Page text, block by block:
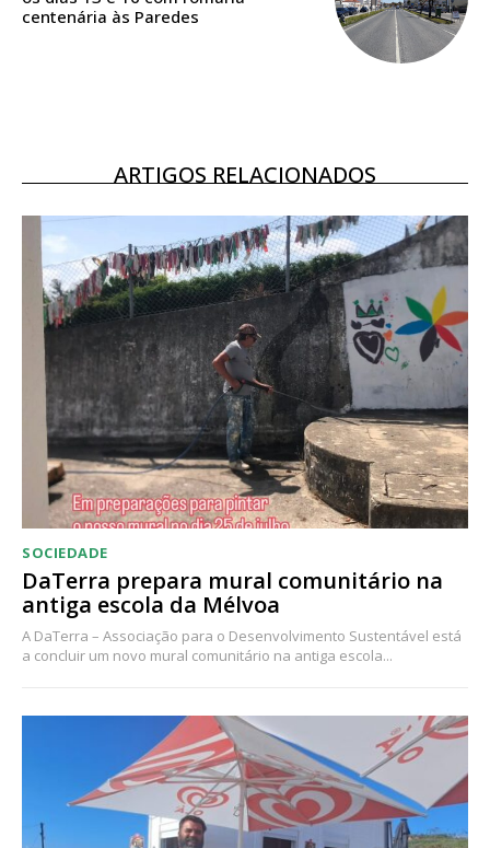
12 meses
assinantes
Escolha o plano
centenária às Paredes
ARTIGOS RELACIONADOS
SOCIEDADE
DaTerra prepara mural comunitário na
antiga escola da Mélvoa
A DaTerra – Associação para o Desenvolvimento Sustentável está
a concluir um novo mural comunitário na antiga escola...